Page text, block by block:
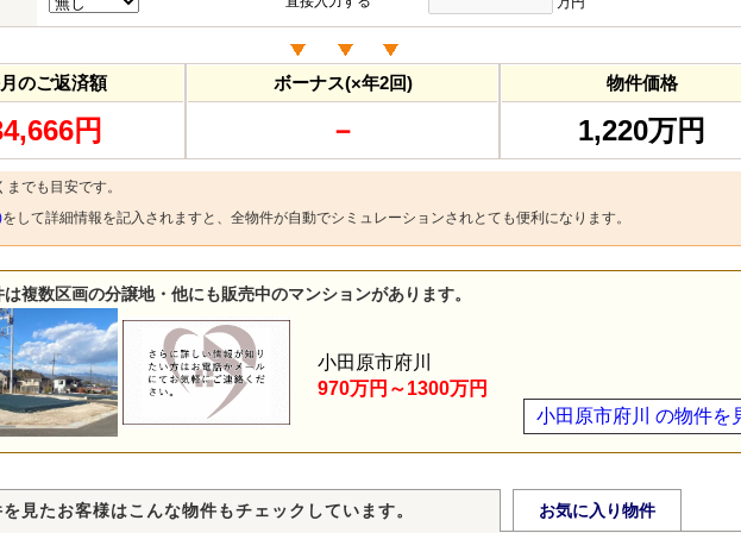
のご返済額
円
ボーナス(×年2回)
－
物件価格
1,220万円
でも目安です。
をして詳細情報を記入されますと、全物件が自動でシミュレーションされとても便利になります。
複数区画の分譲地・他にも販売中のマンションがあります。
小田原市府川 の物件を
小田原市府川
970万円～1300万円
見たお客様はこんな物件もチェックしています。 お気に入り物件